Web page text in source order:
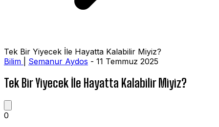
Tek Bir Yiyecek İle Hayatta Kalabilir Miyiz?
Bilim
Semanur Aydos - 11 Temmuz 2025
Tek Bir Yiyecek İle Hayatta Kalabilir Miyiz?
0